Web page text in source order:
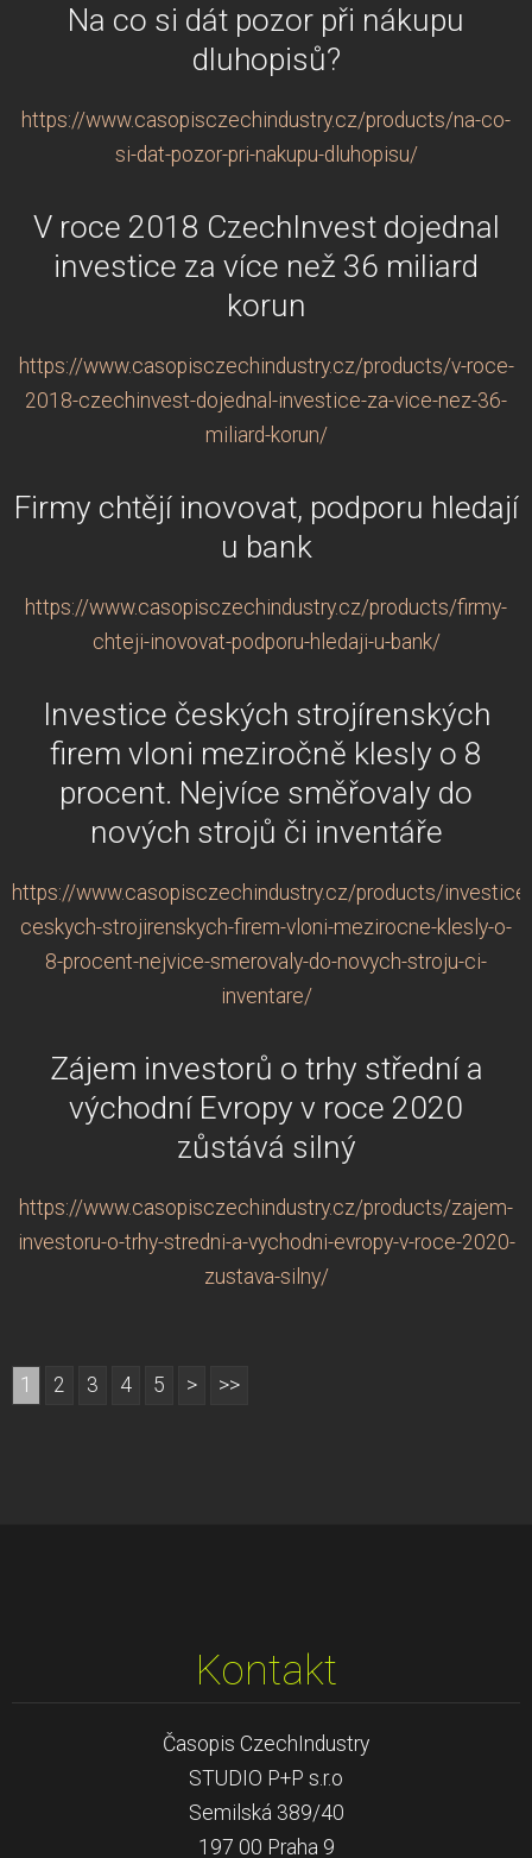
Na co si dát pozor při nákupu
dluhopisů?
https://www.casopisczechindustry.cz/products/na-co-
si-dat-pozor-pri-nakupu-dluhopisu/
V roce 2018 CzechInvest dojednal
investice za více než 36 miliard
korun
https://www.casopisczechindustry.cz/products/v-roce-
2018-czechinvest-dojednal-investice-za-vice-nez-36-
miliard-korun/
Firmy chtějí inovovat, podporu hledají
u bank
https://www.casopisczechindustry.cz/products/firmy-
chteji-inovovat-podporu-hledaji-u-bank/
Investice českých strojírenských
firem vloni meziročně klesly o 8
procent. Nejvíce směřovaly do
nových strojů či inventáře
https://www.casopisczechindustry.cz/products/investice-
ceskych-strojirenskych-firem-vloni-mezirocne-klesly-o-
8-procent-nejvice-smerovaly-do-novych-stroju-ci-
inventare/
Zájem investorů o trhy střední a
východní Evropy v roce 2020
zůstává silný
https://www.casopisczechindustry.cz/products/zajem-
investoru-o-trhy-stredni-a-vychodni-evropy-v-roce-2020-
zustava-silny/
1 2 3 4 5 > >>
Kontakt
Časopis CzechIndustry
STUDIO P+P s.r.o
Semilská 389/40
197 00 Praha 9